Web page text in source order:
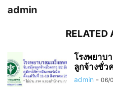
admin
RELATED
โรงพยาบ
ลูกจ้างชั่ว
admin - 06/